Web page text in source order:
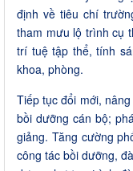
định về tiêu chí
tham mưu lộ trình cụ
trí tuệ tập thể, tính
khoa, phòng.
Tiếp tục đổi mới,
bồi dưỡng cán bộ;
giảng. Tăng cường
công tác bồi dưỡng,